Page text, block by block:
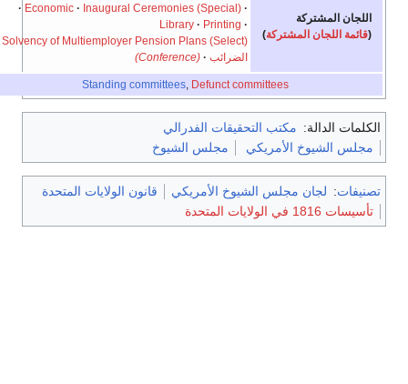
اللجان المشتركة
قائمة اللجان المشتركة)
Economic
Inaugural Ceremonies (Special)
Library
Printing
Solvency of Multiemployer Pension Plans (Select)
الضرائب
(Conference)
Standing committees,Defunct committees
الكلمات الدالة: مكتب التحقيقات الفدرالي
مجلس الشيوخ الأمريكي
مجلس الشيوخ
تصنيفات: لجان مجلس الشيوخ الأمريكي
قانون الولايات المتحدة
تأسيسات 1816 في الولايات المتحدة